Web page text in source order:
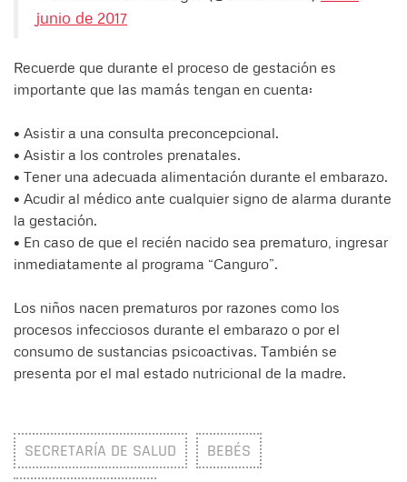
junio de 2017
Recuerde que durante el proceso de gestación es
importante que las mamás tengan en cuenta:
• Asistir a una consulta preconcepcional.
• Asistir a los controles prenatales.
• Tener una adecuada alimentación durante el embarazo.
• Acudir al médico ante cualquier signo de alarma durante
la gestación.
• En caso de que el recién nacido sea prematuro, ingresar
inmediatamente al programa “Canguro”.
Los niños nacen prematuros por razones como los
procesos infecciosos durante el embarazo o por el
consumo de sustancias psicoactivas. También se
presenta por el mal estado nutricional de la madre.
SECRETARÍA DE SALUD BEBÉS